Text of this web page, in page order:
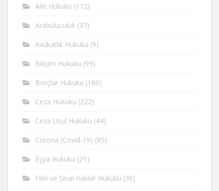
Aile Hukuku (112)
Arabuluculuk (37)
Avukatlık Hukuku (9)
Bilişim Hukuku (99)
Borçlar Hukuku (160)
Ceza Hukuku (222)
Ceza Usul Hukuku (44)
Corona (Covid-19) (85)
Eşya Hukuku (21)
Fikri ve Sinai Haklar Hukuku (36)